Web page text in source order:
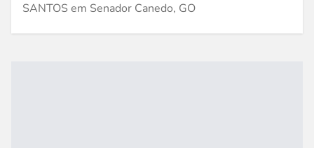
SANTOS em Senador Canedo, GO